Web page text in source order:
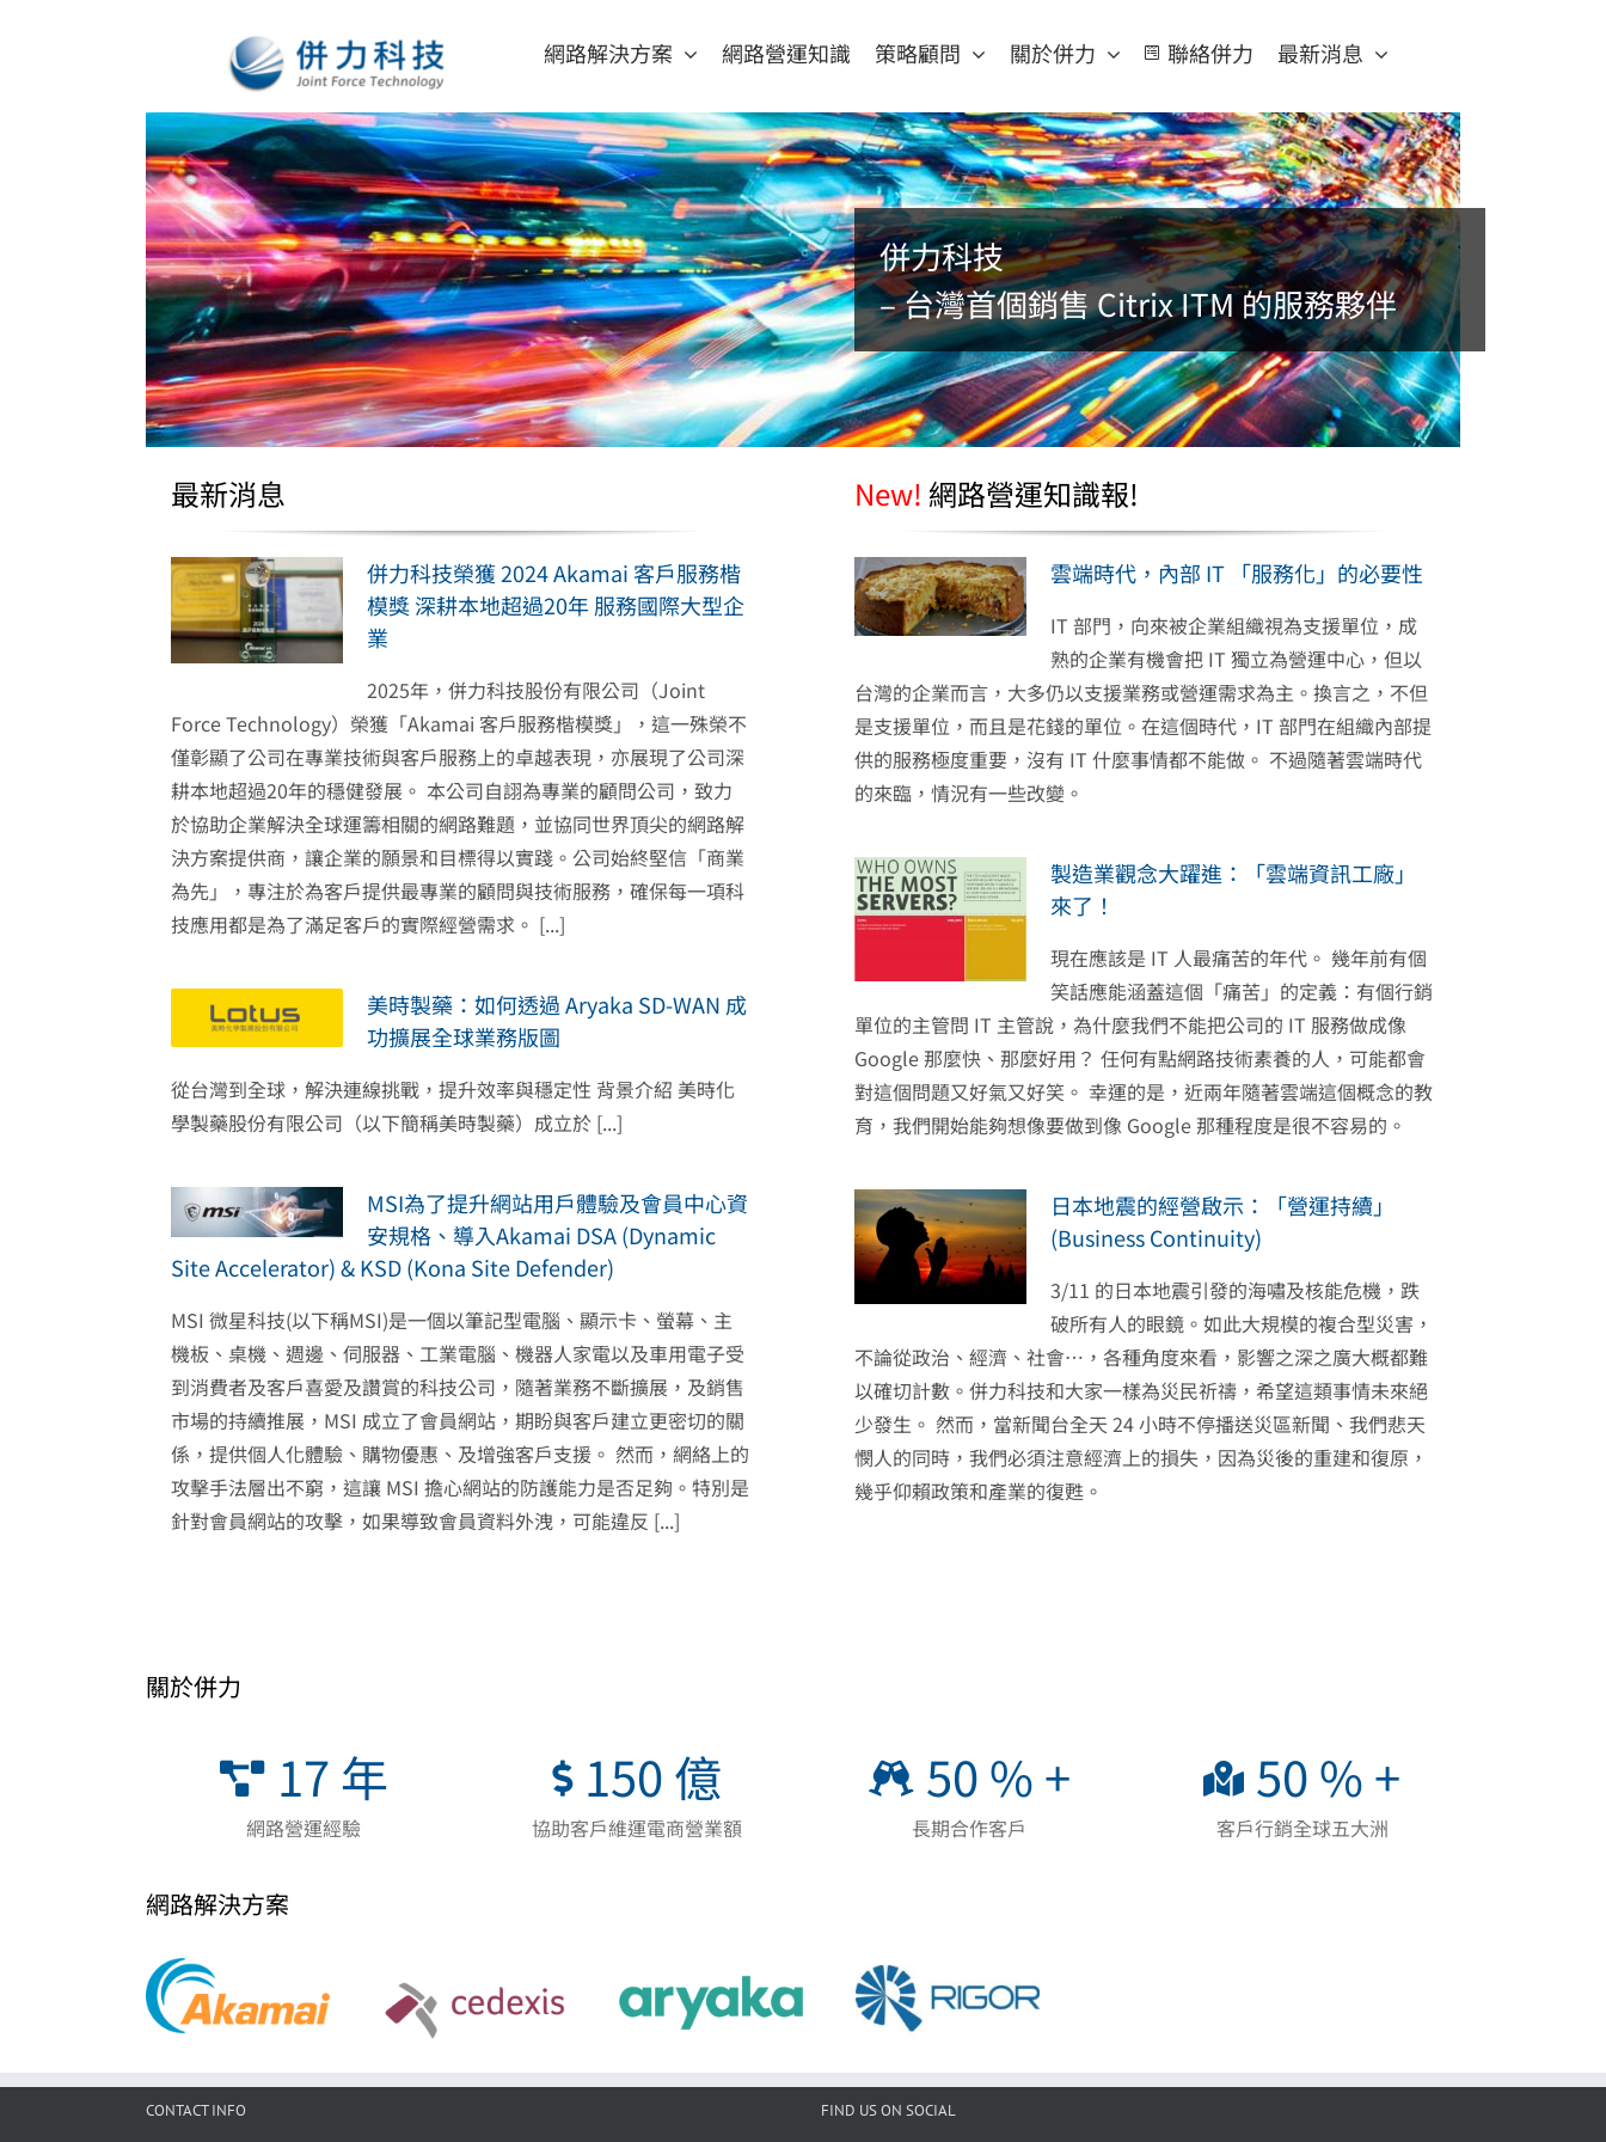
網路解決方案 網路營運知識 策略顧問 關於併力 聯絡併力 最新消息
併力科技
– 台灣首個銷售 Citrix ITM 的服務夥伴
最新消息
併力科技榮獲 2024 Akamai 客戶服務楷
模獎 深耕本地超過20年 服務國際大型企
業
2025年，併力科技股份有限公司（Joint
Force Technology）榮獲「Akamai 客戶服務楷模獎」，這一殊榮不
僅彰顯了公司在專業技術與客戶服務上的卓越表現，亦展現了公司深
耕本地超過20年的穩健發展。 本公司自詡為專業的顧問公司，致力
於協助企業解決全球運籌相關的網路難題，並協同世界頂尖的網路解
決方案提供商，讓企業的願景和目標得以實踐。公司始終堅信「商業
為先」，專注於為客戶提供最專業的顧問與技術服務，確保每一項科
技應用都是為了滿足客戶的實際經營需求。 [...]
美時製藥：如何透過 Aryaka SD-WAN 成
功擴展全球業務版圖
從台灣到全球，解決連線挑戰，提升效率與穩定性 背景介紹 美時化
學製藥股份有限公司（以下簡稱美時製藥）成立於 [...]
MSI為了提升網站用戶體驗及會員中心資
安規格、導入Akamai DSA (Dynamic
Site Accelerator) & KSD (Kona Site Defender)
MSI 微星科技(以下稱MSI)是一個以筆記型電腦、顯示卡、螢幕、主
機板、桌機、週邊、伺服器、工業電腦、機器人家電以及車用電子受
到消費者及客戶喜愛及讚賞的科技公司，隨著業務不斷擴展，及銷售
市場的持續推展，MSI 成立了會員網站，期盼與客戶建立更密切的關
係，提供個人化體驗、購物優惠、及增強客戶支援。 然而，網絡上的
攻擊手法層出不窮，這讓 MSI 擔心網站的防護能力是否足夠。特別是
針對會員網站的攻擊，如果導致會員資料外洩，可能違反 [...]
New! 網路營運知識報!
雲端時代，內部 IT 「服務化」的必要性
IT 部門，向來被企業組織視為支援單位，成
熟的企業有機會把 IT 獨立為營運中心，但以
台灣的企業而言，大多仍以支援業務或營運需求為主。換言之，不但
是支援單位，而且是花錢的單位。在這個時代，IT 部門在組織內部提
供的服務極度重要，沒有 IT 什麼事情都不能做。 不過隨著雲端時代
的來臨，情況有一些改變。
製造業觀念大躍進：「雲端資訊工廠」
來了！
現在應該是 IT 人最痛苦的年代。 幾年前有個
笑話應能涵蓋這個「痛苦」的定義：有個行銷
單位的主管問 IT 主管說，為什麼我們不能把公司的 IT 服務做成像
Google 那麼快、那麼好用？ 任何有點網路技術素養的人，可能都會
對這個問題又好氣又好笑。 幸運的是，近兩年隨著雲端這個概念的教
育，我們開始能夠想像要做到像 Google 那種程度是很不容易的。
日本地震的經營啟示：「營運持續」
(Business Continuity)
3/11 的日本地震引發的海嘯及核能危機，跌
破所有人的眼鏡。如此大規模的複合型災害，
不論從政治、經濟、社會…，各種角度來看，影響之深之廣大概都難
以確切計數。併力科技和大家一樣為災民祈禱，希望這類事情未來絕
少發生。 然而，當新聞台全天 24 小時不停播送災區新聞、我們悲天
憫人的同時，我們必須注意經濟上的損失，因為災後的重建和復原，
幾乎仰賴政策和產業的復甦。
關於併力
17年
網路營運經驗
150億
協助客戶維運電商營業額
50% +
長期合作客戶
50% +
客戶行銷全球五大洲
網路解決方案
CONTACT INFO FIND US ON SOCIAL